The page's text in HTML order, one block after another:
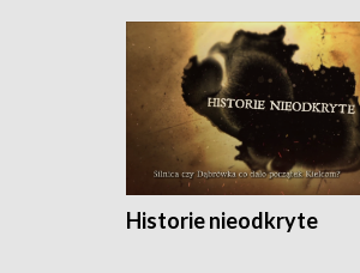
Historie nieodkryte